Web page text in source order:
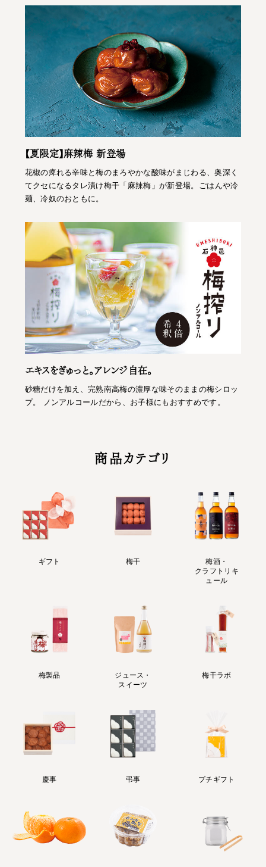
【夏限定】麻辣梅 新登場
花椒の痺れる辛味と梅のまろやかな酸味がまじわる、奥深く
てクセになるタレ漬け梅干「麻辣梅」が新登場。ごはんや冷
麺、冷奴のおともに。
エキスをぎゅっと。アレンジ自在。
砂糖だけを加え、完熟南高梅の濃厚な味そのままの梅シロッ
プ。 ノンアルコールだから、お子様にもおすすめです。
商品カテゴリ
ギフト 梅干
梅酒・
クラフトリキ
ュール
梅製品
ジュース・
スイーツ
梅干ラボ
慶事 弔事 プチギフト